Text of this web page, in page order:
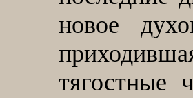
новое
тягостные